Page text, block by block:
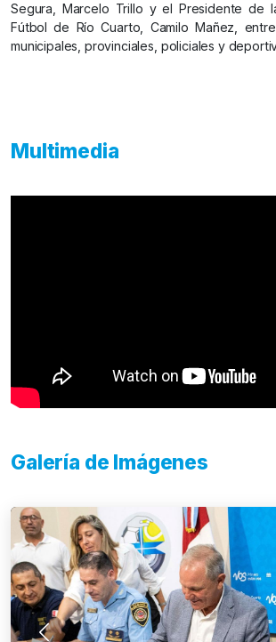
Segura, Marcelo Trillo y el Presidente de
Fútbol de Río Cuarto, Camilo Mañez,
municipales, provinciales, policiales y
Multimedia
Galería de Imágenes